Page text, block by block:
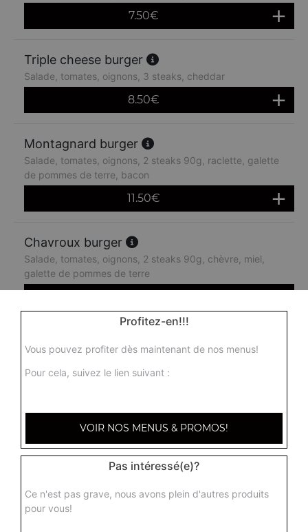
7.50€
Triple cheese burger
Salade, tomates, oignons, 3 steaks, cheddar
8.50€
Montagnard burger
Salade, tomates, oignons, 2 steaks 90g, raclette, galette
de pommes de terre, bacon
11.50€
Chavroux burger
Salade, tomates, oignons, 2 steaks 90g, chèvre, miel,
galette de pommes de terre
Salade, tomates, oignons, 2 steaks 90g, cheddar
9.50 €
Boss burger
Salade, tomates, oignons, 1 steak, cheddar, 2 steaks
90g, bacon, oeuf
Profitez-en!!!
Vous pouvez profiter dès maintenant de nos menus!
Pour cela, suivez le lien suivant :
VOIR NOS MENUS & PROMOS!
Pas intéressé(e)?
Ce n'est pas grave, nous avons plein d'autres produits
pour vous!